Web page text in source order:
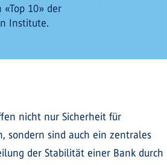
10» der
Institute.
nicht nur Sicherheit für
sondern sind auch ein zentrales
der Stabilität einer Bank durch